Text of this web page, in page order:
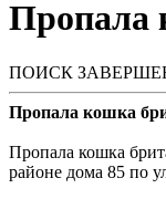
Пропала
ПОИСК
Пропала кошка
Пропала кошка
районе дома 85 по